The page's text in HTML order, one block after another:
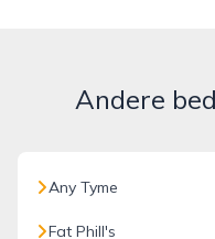
Andere
Any Tyme
Fat Phill's